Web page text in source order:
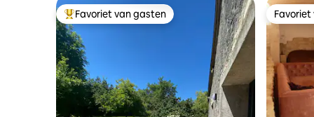
Topfavoriet van gasten
Favoriet van gasten